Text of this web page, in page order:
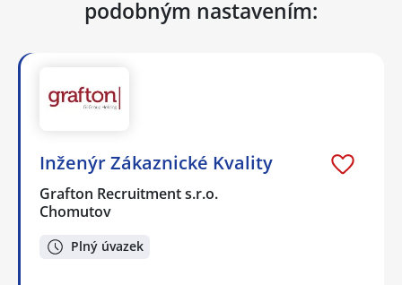
podobným nastavením:
Inženýr Zákaznické Kvality
Grafton Recruitment s.r.o.
Chomutov
Plný úvazek